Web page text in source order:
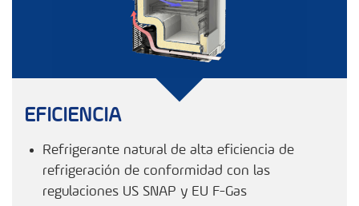
EFICIENCIA
Refrigerante natural de alta eficiencia de
refrigeración de conformidad con las
regulaciones US SNAP y EU F-Gas